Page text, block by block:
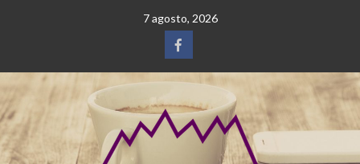
7 agosto, 2026
Facebook